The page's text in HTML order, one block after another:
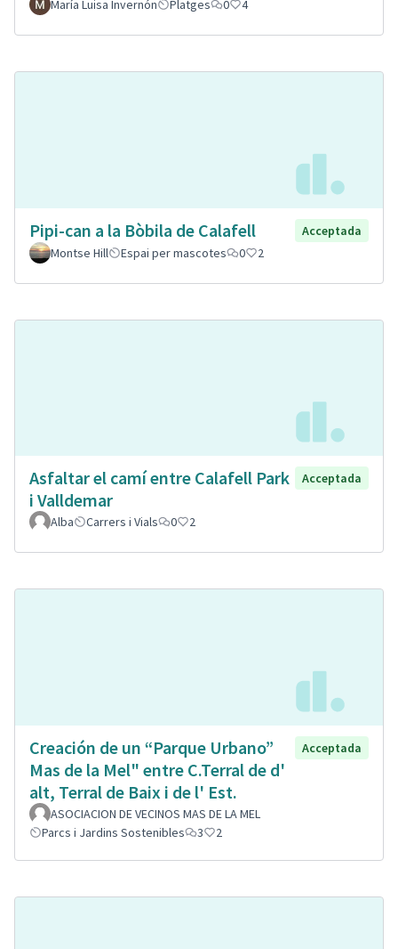
María Luisa Invernón Platges 0 4
Pipi-can a la Bòbila de Calafell
Acceptada
Montse Hill
Espai per mascotes 0 2
Asfaltar el camí entre Calafell Park
i Valldemar
Acceptada
Alba Carrers i Vials 0 2
Creación de un “Parque Urbano”
Mas de la Mel" entre C.Terral de d'
alt, Terral de Baix i de l' Est.
Acceptada
ASOCIACION DE VECINOS MAS DE LA MEL
Parcs i Jardins Sostenibles
3 2